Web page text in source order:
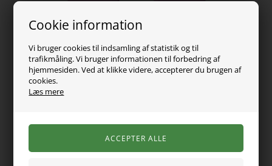
Cookie information
Vi bruger cookies til indsamling af statistik og til
trafikmåling. Vi bruger informationen til forbedring af
hjemmesiden. Ved at klikke videre, accepterer du brugen af
cookies.
Læs mere
59,00